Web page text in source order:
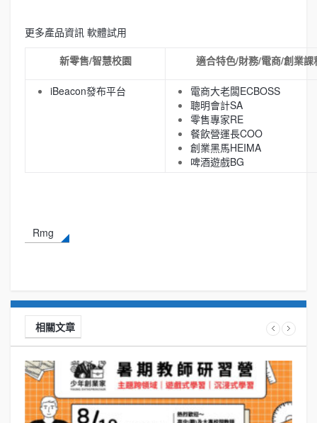
更多產品資訊 軟體試用
新零售/智慧校園
適合特色/財務/電商/創業課
iBeacon發布平台
電商大老闆ECBOSS
聰明會計SA
零售專家RE
餐飲營運長COO
創業黑馬HEIMA
啤酒遊戲BG
Rmg
相關文章